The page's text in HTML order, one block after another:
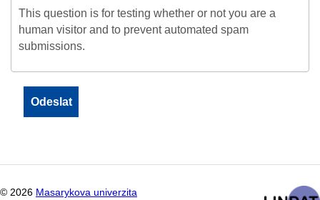
This question is for testing whether or not you are a
human visitor and to prevent automated spam
submissions.
© 2026 Masarykova univerzita